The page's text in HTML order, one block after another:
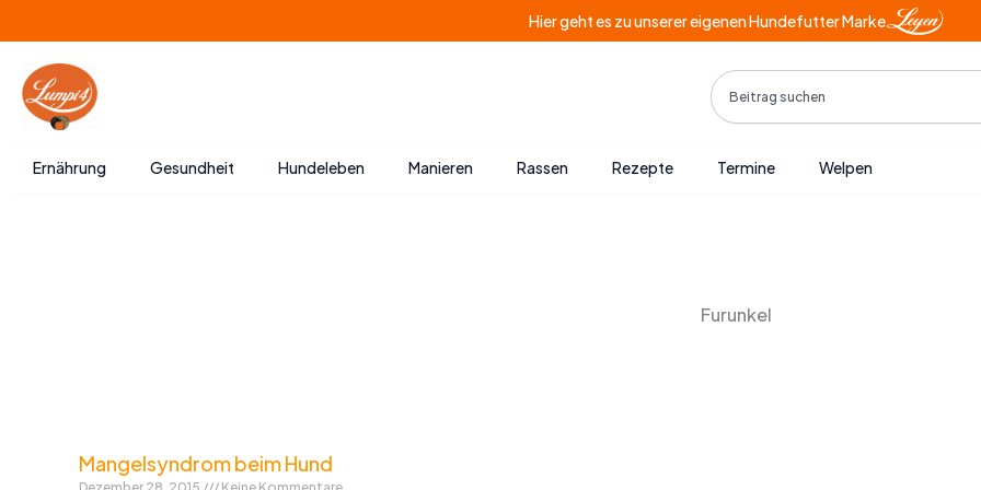
Inhalt
springen
Hier geht es zu unserer eigenen Hundefutter Marke
Search
Ernährung Gesundheit Hundeleben Manieren Rassen Rezepte Termine Welpen
Furunkel
Mangelsyndrom beim Hund